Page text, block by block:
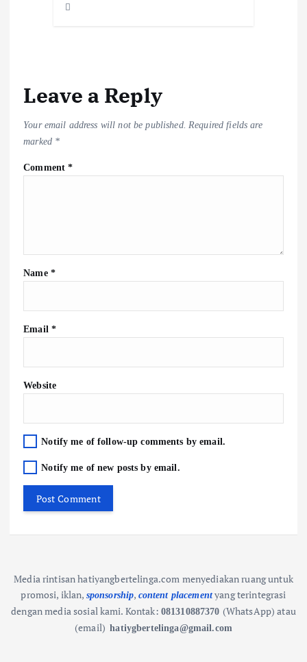
Leave a Reply
Your email address will not be published. Required fields are
marked *
Comment*
Name *
Email *
Website
Notify me of follow-up comments by email.
Notify me of new posts by email.
Media rintisan hatiyangbertelinga.com menyediakan ruang untuk
promosi, iklan, sponsorship, content placementyang terintegrasi
dengan media sosial kami. Kontak: 081310887370 (WhatsApp) atau
(email)hatiygbertelinga@gmail.com